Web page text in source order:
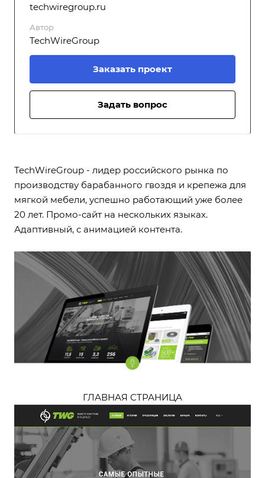
techwiregroup.ru
Автор
TechWireGroup
Заказать проект
Задать вопрос
TechWireGroup - лидер российского рынка по
производству барабанного гвоздя и крепежа для
мягкой мебели, успешно работающий уже более
20 лет. Промо-сайт на нескольких языках.
Адаптивный, с анимацией контента.
ГЛАВНАЯ СТРАНИЦА